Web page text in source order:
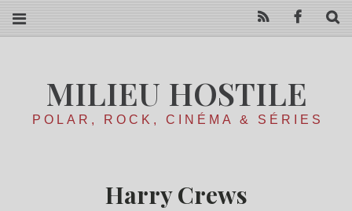
MILIEU HOSTILE
POLAR, ROCK, CINÉMA & SÉRIES
Harry Crews
RSS